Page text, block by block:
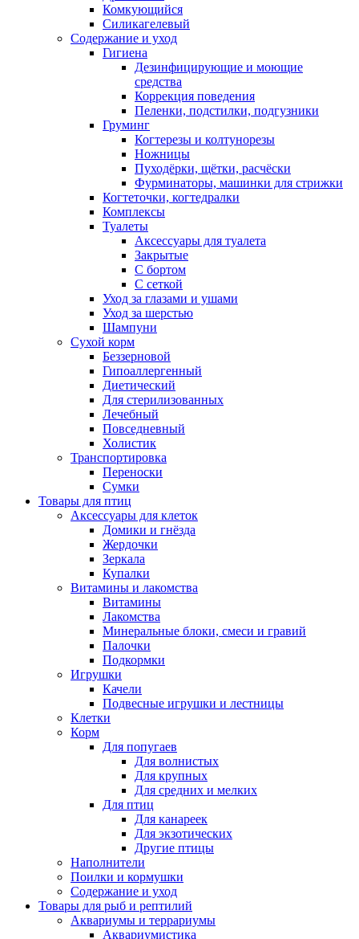
Комкующийся
Силикагелевый
Содержание и уход
Гигиена
Дезинфицирующие и моющие
средства
Коррекция поведения
Пеленки, подстилки, подгузники
Груминг
Когтерезы и колтунорезы
Ножницы
Пуходёрки, щётки, расчёски
Фурминаторы, машинки для стрижки
Когтеточки, когтедралки
Комплексы
Туалеты
Аксессуары для туалета
Закрытые
С бортом
С сеткой
Уход за глазами и ушами
Уход за шерстью
Шампуни
Сухой корм
Беззерновой
Гипоаллергенный
Диетический
Для стерилизованных
Лечебный
Повседневный
Холистик
Транспортировка
Переноски
Сумки
Товары для птиц
Аксессуары для клеток
Домики и гнёзда
Жердочки
Зеркала
Купалки
Витамины и лакомства
Витамины
Лакомства
Минеральные блоки, смеси и гравий
Палочки
Подкормки
Игрушки
Качели
Подвесные игрушки и лестницы
Клетки
Корм
Для попугаев
Для волнистых
Для крупных
Для средних и мелких
Для птиц
Для канареек
Для экзотических
Другие птицы
Наполнители
Поилки и кормушки
Содержание и уход
Товары для рыб и рептилий
Аквариумы и террариумы
Аквариумистика